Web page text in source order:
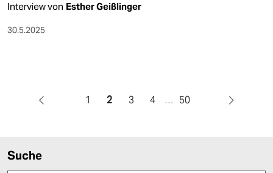
Interview von Esther Geißlinger
30.5.2025
1 2 3 4 … 50
Suche